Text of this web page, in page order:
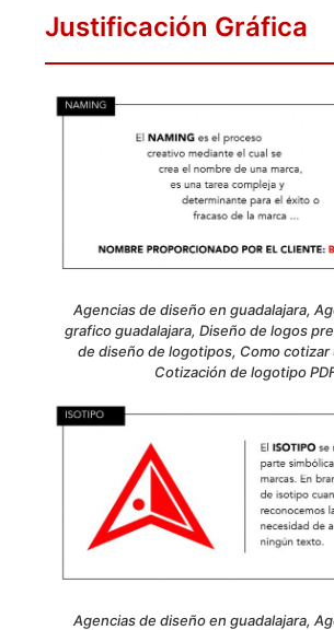
Justificación Gráfica
Agencias de diseño en guadalajara,
grafico guadalajara, Diseño de logos
de diseño de logotipos, Como cotizar
Cotización de logotipo
Agencias de diseño en guadalajara,